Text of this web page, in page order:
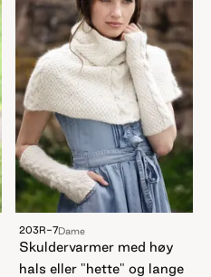
203R-7Dame
Skuldervarmer med høy
hals eller "hette" og lange